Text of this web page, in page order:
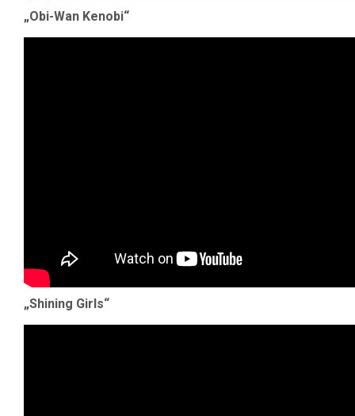
„Obi-Wan Kenobi“
„Shining Girls“